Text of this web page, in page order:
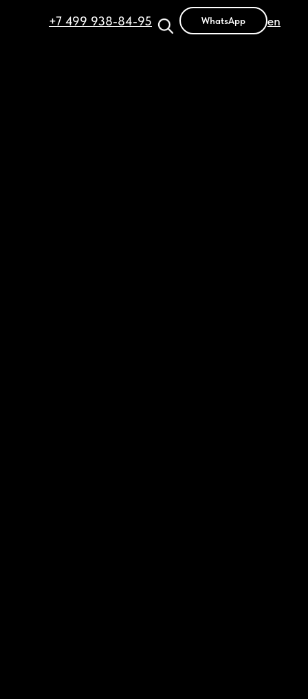
+7 499 938-84-95 WhatsApp en